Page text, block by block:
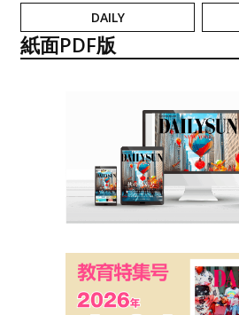
DAILY
紙面PDF版